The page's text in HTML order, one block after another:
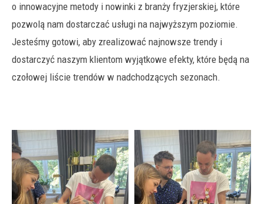
o innowacyjne metody i nowinki z branży fryzjerskiej, które
pozwolą nam dostarczać usługi na najwyższym poziomie.
Jesteśmy gotowi, aby zrealizować najnowsze trendy i
dostarczyć naszym klientom wyjątkowe efekty, które będą na
czołowej liście trendów w nadchodzących sezonach.